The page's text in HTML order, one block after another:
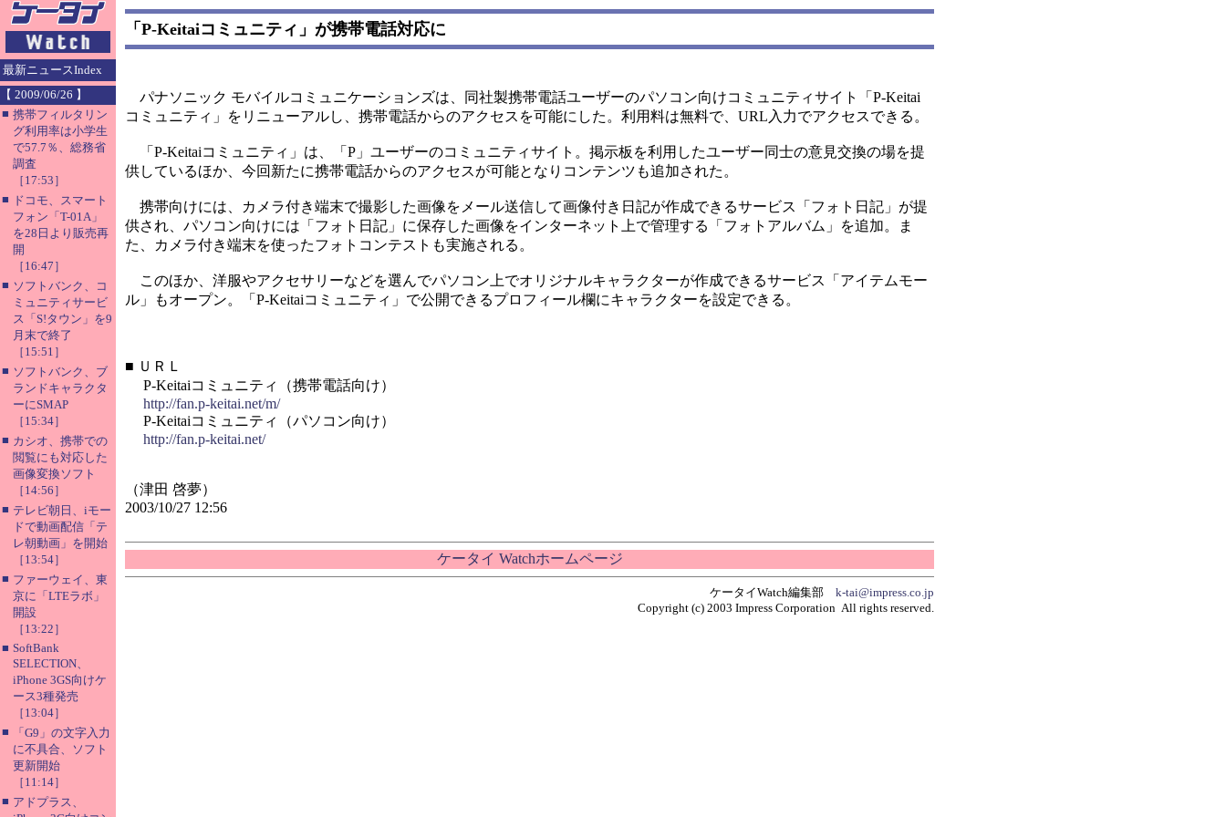
最新ニュースIndex
【 2009/06/26 】
■ 携帯フィルタリン
グ利用率は小学生
で57.7％、総務省
調査
［17:53］
■ ドコモ、スマート
フォン「T-01A」
を28日より販売再
開
［16:47］
■ ソフトバンク、コ
ミュニティサービ
ス「S!タウン」を9
月末で終了
［15:51］
■ ソフトバンク、ブ
ランドキャラクタ
ーにSMAP
［15:34］
■ カシオ、携帯での
閲覧にも対応した
画像変換ソフト
［14:56］
■ テレビ朝日、iモー
ドで動画配信「テ
レ朝動画」を開始
［13:54］
■ ファーウェイ、東
京に「LTEラボ」
開設
［13:22］
■ SoftBank
SELECTION、
iPhone 3GS向けケ
ース3種発売
［13:04］
■
「G9」の文字入力
に不具合、ソフト
更新開始
［11:14］
■ アドプラス、
「P-Keitaiコミュニティ」が携帯電話対応に
パナソニック モバイルコミュニケーションズは、同社製携帯電話ユーザーのパソコン向けコミュニティサイト「P-Keitai
コミュニティ」をリニューアルし、携帯電話からのアクセスを可能にした。利用料は無料で、URL入力でアクセスできる。
「P-Keitaiコミュニティ」は、「P」ユーザーのコミュニティサイト。掲示板を利用したユーザー同士の意見交換の場を提
供しているほか、今回新たに携帯電話からのアクセスが可能となりコンテンツも追加された。
携帯向けには、カメラ付き端末で撮影した画像をメール送信して画像付き日記が作成できるサービス「フォト日記」が提
供され、パソコン向けには「フォト日記」に保存した画像をインターネット上で管理する「フォトアルバム」を追加。ま
た、カメラ付き端末を使ったフォトコンテストも実施される。
このほか、洋服やアクセサリーなどを選んでパソコン上でオリジナルキャラクターが作成できるサービス「アイテムモー
ル」もオープン。「P-Keitaiコミュニティ」で公開できるプロフィール欄にキャラクターを設定できる。
■ ＵＲＬ
P-Keitaiコミュニティ（携帯電話向け）
http://fan.p-keitai.net/m/
P-Keitaiコミュニティ（パソコン向け）
http://fan.p-keitai.net/
（津田 啓夢）
2003/10/27 12:56
ケータイ Watchホームページ
ケータイWatch編集部 k-tai@impress.co.jp
Copyright (c) 2003 Impress Corporation All rights reserved.